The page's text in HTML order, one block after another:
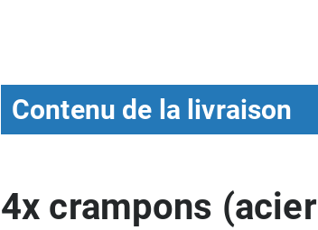
Contenu de la livraison
4x crampons (acier